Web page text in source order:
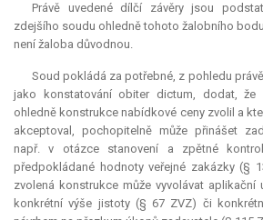
Právě uvedené dílčí závěry jsou
zdejšího soudu ohledně tohoto žalobního
není žaloba důvodnou.
Soud pokládá za potřebné, z pohledu
jako konstatování obiter dictum, dodat, že
ohledně konstrukce nabídkové ceny zvolil a
akceptoval, pochopitelně může přinášet
např. v otázce stanovení a zpětné
předpokládané hodnoty veřejné zakázky (§
zvolená konstrukce může vyvolávat aplikační
konkrétní výše jistoty (§ 67 ZVZ) či